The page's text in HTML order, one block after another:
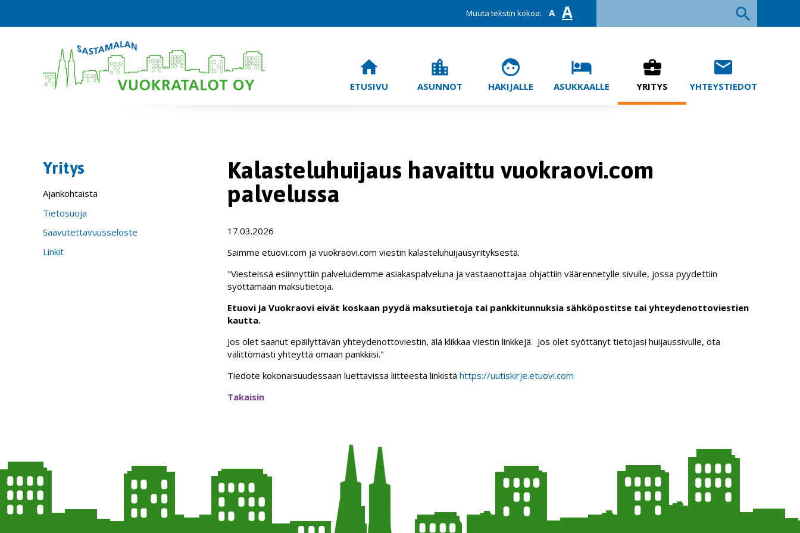
Muuta tekstin kokoa: A A
home
ETUSIVU
location_city
ASUNNOT
face
HAKIJALLE
hotel
ASUKKAALLE
business_center
YRITYS
mail
YHTEYSTIEDOT
Yritys
Ajankohtaista
Tietosuoja
Saavutettavuusseloste
Linkit
Kalasteluhuijaus havaittu vuokraovi.com
palvelussa
17.03.2026
Saimme etuovi.com ja vuokraovi.com viestin kalasteluhuijausyrityksestä.
"Viesteissä esiinnyttiin palveluidemme asiakaspalveluna ja vastaanottajaa ohjattiin väärennetylle sivulle, jossa pyydettiin
syöttämään maksutietoja.
Etuovi ja Vuokraovi eivät koskaan pyydä maksutietoja tai pankkitunnuksia sähköpostitse tai yhteydenottoviestien
kautta.
Jos olet saanut epäilyttävän yhteydenottoviestin, älä klikkaa viestin linkkejä. Jos olet syöttänyt tietojasi huijaussivulle, ota
välittömästi yhteyttä omaan pankkiisi."
Tiedote kokonaisuudessaan luettavissa liitteestä linkistä https://uutiskirje.etuovi.com
Takaisin